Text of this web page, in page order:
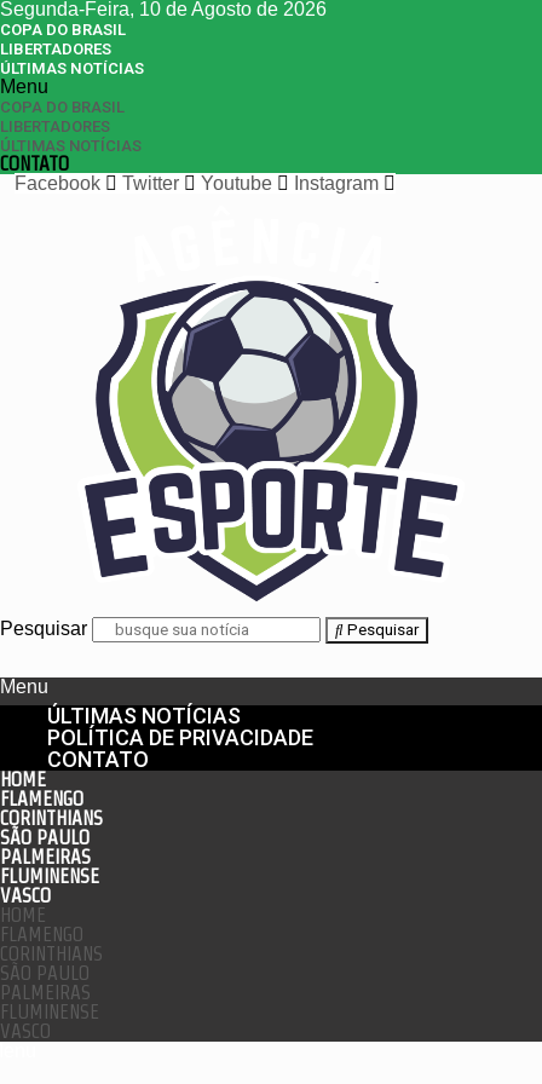
Segunda-Feira, 10 de Agosto de 2026
COPA DO BRASIL
LIBERTADORES
ÚLTIMAS NOTÍCIAS
Menu
COPA DO BRASIL
LIBERTADORES
ÚLTIMAS NOTÍCIAS
CONTATO
Facebook
Twitter Youtube Instagram
Pesquisar Pesquisar
Menu
ÚLTIMAS NOTÍCIAS
POLÍTICA DE PRIVACIDADE
CONTATO
HOME
FLAMENGO
CORINTHIANS
SÃO PAULO
PALMEIRAS
FLUMINENSE
VASCO
HOME
FLAMENGO
CORINTHIANS
SÃO PAULO
PALMEIRAS
FLUMINENSE
VASCO